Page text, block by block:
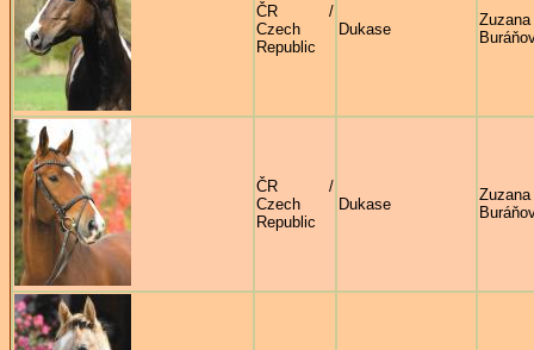
ČR /
Czech
Republic
Dukase
Zuzana
ČR /
Czech
Republic
Dukase
Zuzana